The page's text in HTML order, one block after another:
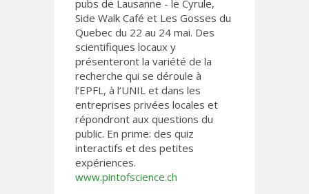
pubs de Lausanne - le Cyrule,
Side Walk Café et Les Gosses du
Quebec du 22 au 24 mai. Des
scientifiques locaux y
présenteront la variété de la
recherche qui se déroule à
l’EPFL, à l’UNIL et dans les
entreprises privées locales et
répondront aux questions du
public. En prime: des quiz
interactifs et des petites
expériences.
www.pintofscience.ch